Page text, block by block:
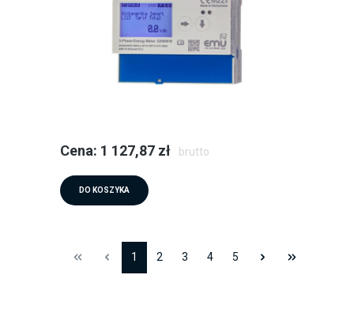
Cena: 1 127,87 zł brutto
DO KOSZYKA
1 2 3 4 5